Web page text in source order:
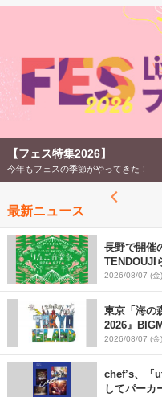
【フェス特集2026】
今年もフェスの季節がやってきた！
最新ニュース
長野で開催
TENDOUJI
発表
2026/08/07 (金)
東京「海の
2026』
発表 ワー
2026/08/07 (金)
chef’s、『
してパーカ